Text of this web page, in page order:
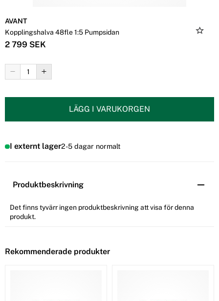
AVANT
Kopplingshalva 48fle 1:5 Pumpsidan
2 799 SEK
LÄGG I VARUKORGEN
I externt lager2-5 dagar normalt
Produktbeskrivning
Det finns tyvärr ingen produktbeskrivning att visa för denna
produkt.
Rekommenderade produkter